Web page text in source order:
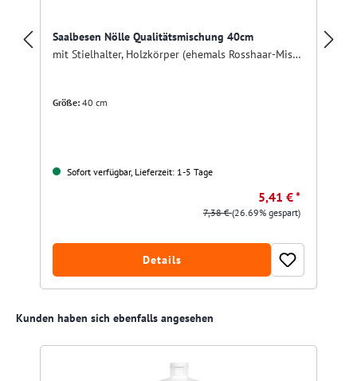
Saalbesen Nölle Qualitätsmischung 40cm
mit Stielhalter, Holzkörper (ehemals Rosshaar-Mischung)
Größe: 40 cm
Sofort verfügbar, Lieferzeit: 1-5 Tage
5,41 € *
7,38 €(26.69% gespart)
Details
Produktgalerie überspringen
Kunden haben sich ebenfalls angesehen